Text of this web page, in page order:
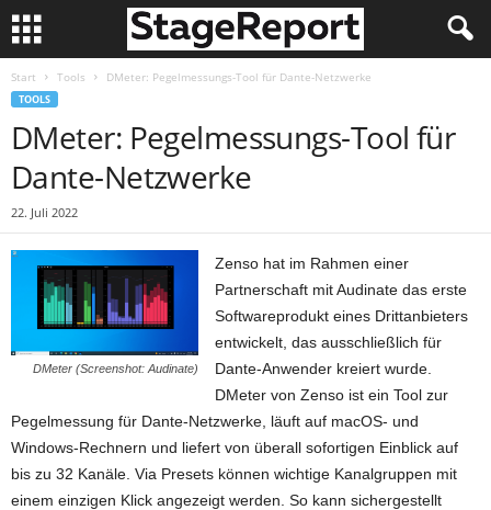
Start Tools DMeter: Pegelmessungs-Tool für Dante-Netzwerke
TOOLS
DMeter: Pegelmessungs-Tool für
Dante-Netzwerke
22. Juli 2022
DMeter (Screenshot: Audinate)
Zenso hat im Rahmen einer
Partnerschaft mit Audinate das erste
Softwareprodukt eines Drittanbieters
entwickelt, das ausschließlich für
Dante-Anwender kreiert wurde.
DMeter von Zenso ist ein Tool zur
Pegelmessung für Dante-Netzwerke, läuft auf macOS- und
Windows-Rechnern und liefert von überall sofortigen Einblick auf
bis zu 32 Kanäle. Via Presets können wichtige Kanalgruppen mit
einem einzigen Klick angezeigt werden. So kann sichergestellt